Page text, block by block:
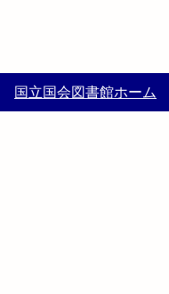
国立国会図書館ホーム